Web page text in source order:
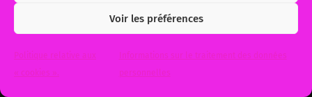
Voir les préférences
Politique relative aux
« cookies ».
Informations sur le traitement des données
personnelles